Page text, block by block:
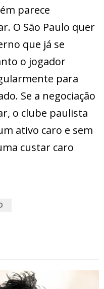
parece
O São Paulo quer
que já se
o jogador
para
Se a negociação
o clube paulista
ativo caro e sem
custar caro